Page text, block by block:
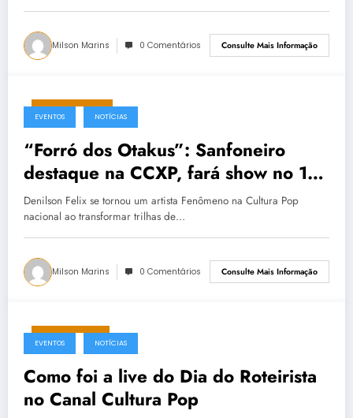
Milson Marins 0 Comentários Consulte Mais Informação
EVENTOS NOTÍCIAS
“Forró dos Otakus”: Sanfoneiro
destaque na CCXP, fará show no 14º
Festival do Videogame-PE
Denilson Felix se tornou um artista Fenômeno na Cultura Pop
nacional ao transformar trilhas de…
Milson Marins 0 Comentários Consulte Mais Informação
EVENTOS NOTÍCIAS
Como foi a live do Dia do Roteirista
no Canal Cultura Pop